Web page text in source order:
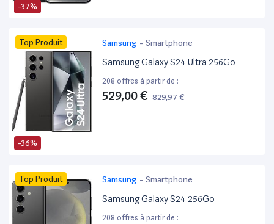
-37%
-36%
Top Produit Samsung - Smartphone
Samsung Galaxy S24 Ultra 256Go
208 offres à partir de :
529,00 € 829,97 €
Top Produit Samsung - Smartphone
Samsung Galaxy S24 256Go
208 offres à partir de :